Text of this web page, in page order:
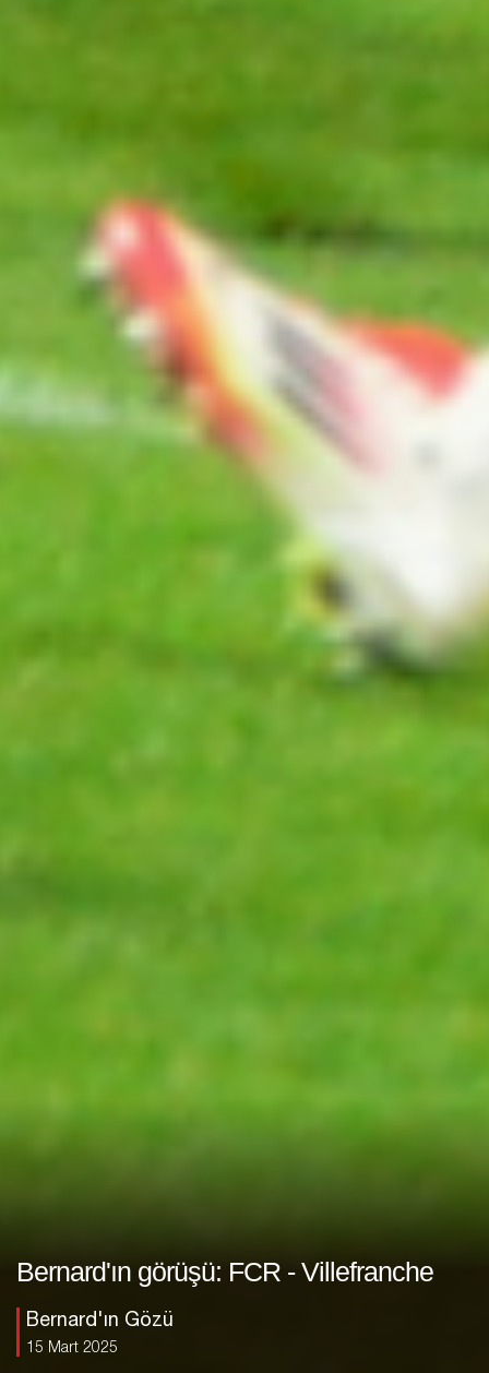
Bernard'ın görüşü: FCR - Villefranche
Bernard'ın Gözü
15 Mart 2025